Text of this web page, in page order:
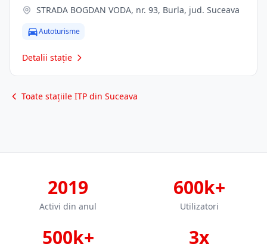
STRADA BOGDAN VODA, nr. 93, Burla, jud. Suceava
Autoturisme
Detalii stație
Toate stațiile ITP din Suceava
2019
Activi din anul
600k+
Utilizatori
500k+ 3x